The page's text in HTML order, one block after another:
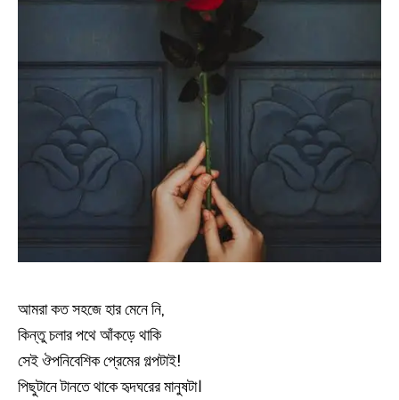
আমরা কত সহজে হার মেনে নি,
কিন্তু চলার পথে আঁকড়ে থাকি
সেই ঔপনিবেশিক প্রেমের গল্পটাই!
পিছুটানে টানতে থাকে হৃদঘরের মানুষটা।